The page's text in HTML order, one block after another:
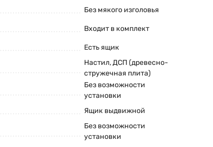
Без мякого изголовья
Входит в комплект
Есть ящик
Настил, ДСП (древесно-
стружечная плита)
Без возможности
установки
Ящик выдвижной
Без возможности
установки